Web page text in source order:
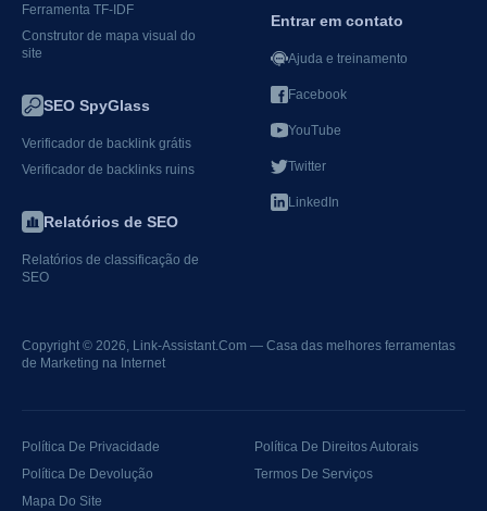
Ferramenta TF-IDF
Construtor de mapa visual do
site
SEO SpyGlass
Verificador de backlink grátis
Verificador de backlinks ruins
Relatórios de SEO
Relatórios de classificação de
SEO
Entrar em contato
Ajuda e treinamento
Facebook
YouTube
Twitter
LinkedIn
Copyright © 2026, Link-Assistant.Com — Casa das melhores ferramentas
de Marketing na Internet
Política De Privacidade
Política De Direitos Autorais
Política De Devolução
Termos De Serviços
Mapa Do Site